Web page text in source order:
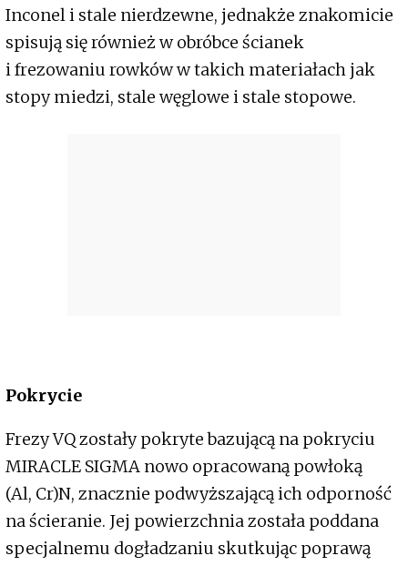
Inconel i stale nierdzewne, jednakże znakomicie
spisują się również w obróbce ścianek
i frezowaniu rowków w takich materiałach jak
stopy miedzi, stale węglowe i stale stopowe.
Pokrycie
Frezy VQ zostały pokryte bazującą na pokryciu
MIRACLE SIGMA nowo opracowaną powłoką
(Al, Cr)N, znacznie podwyższającą ich odporność
na ścieranie. Jej powierzchnia została poddana
specjalnemu dogładzaniu skutkując poprawą